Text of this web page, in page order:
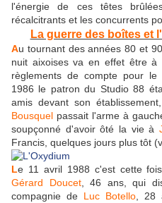
l'énergie de ces têtes
récalcitrants et les concurrents
La guerre des boîtes et
Au tournant des années 80 et
nuit aixoises va en effet être à
règlements de compte pour
1986 le patron du Studio 88
amis devant son
Bousquel passait l'arme à
soupçonné d'avoir ôté la vie à
Francis, quelques jours plus tôt
Le 11 avril 1988 c'est cette
Gérard Doucet, 46 ans, qui
compagnie de Luc Botello ,